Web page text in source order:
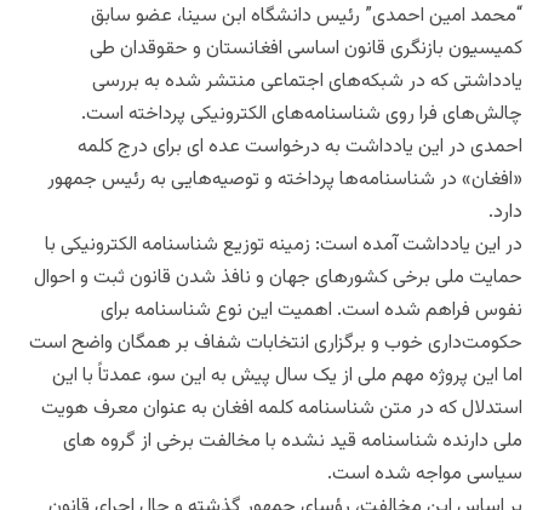
“محمد امین احمدی” رئیس دانشگاه ابن سینا، عضو سابق
کمیسیون بازنگری قانون اساسی افغانستان و حقوقدان طی
یادداشتی که در شبکه‌های اجتماعی منتشر شده به بررسی
چالش‌های فرا روی شناسنامه‌های الکترونیکی پرداخته است.
احمدی در این یادداشت به درخواست عده‌ ای برای درج کلمه
«افغان» در شناسنامه‌ها پرداخته و توصیه‌هایی به رئیس جمهور
دارد.
در این یادداشت آمده است: زمینه توزیع شناسنامه الکترونیکی با
حمایت ملی برخی کشورهای جهان و نافذ شدن قانون ثبت و احوال
نفوس فراهم شده است. اهمیت این نوع شناسنامه برای
حکومت‌داری خوب و برگزاری انتخابات شفاف بر همگان واضح است
اما این پروژه مهم ملی از یک سال پیش به این سو، عمدتاً با این
استدلال که در متن شناسنامه کلمه افغان به عنوان معرف هویت
ملی دارنده شناسنامه قید نشده با مخالفت برخی از گروه های
سیاسی مواجه شده است.